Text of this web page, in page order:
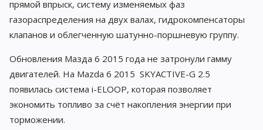
прямой впрыск, систему изменяемых фаз
газораспределения на двух валах, гидрокомпенсаторы
клапанов и облегченную шатунно-поршневую группу.
Обновления Мазда 6 2015 года не затронули гамму
двигателей. На Mazda 6 2015 SKYACTIVE-G 2.5
появилась система i-ELOOP, которая позволяет
экономить топливо за счёт накопления энергии при
торможении.